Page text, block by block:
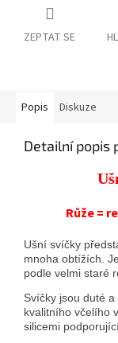
ZEPTAT SE
Popis Diskuze
Detailní popis
Růže =
Ušní svíčky
mnoha obtížích.
podle velmi staré
Svíčky jsou duté
kvalitního včelího
silicemi